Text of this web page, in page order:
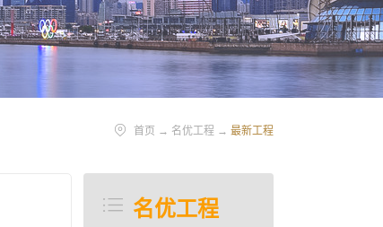
首页 → 名优工程 → 最新工程
名优工程